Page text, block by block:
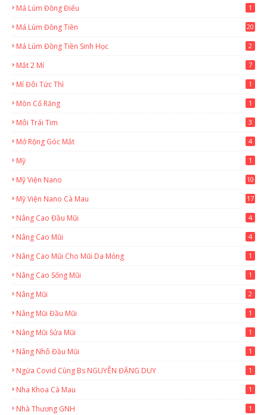
Má Lúm Đồng Điếu 1
Má Lúm Đồng Tiền 20
Má Lúm Đồng Tiền Sinh Học 2
Mắt 2 Mí 7
Mí Đôi Tức Thì 1
Mòn Cổ Răng 1
Môi Trái Tim 3
Mở Rộng Góc Mắt 4
Mỹ 1
Mỹ Viện Nano 10
Mỹ Viện Nano Cà Mau
17
Nâng Cao Đầu Mũi 4
Nâng Cao Mũi 4
Nâng Cao Mũi Cho Mũi Da Mỏng 1
Nâng Cao Sống Mũi 1
Nâng Mũi 2
Nâng Mũi Đầu Mũi 1
Nâng Mũi Sửa Mũi 1
Nâng Nhô Đầu Mũi 1
Ngừa Covid Cùng Bs NGUYỄN ĐẶNG DUY 1
Nha Khoa Cà Mau 1
Nhà Thương GNH 1